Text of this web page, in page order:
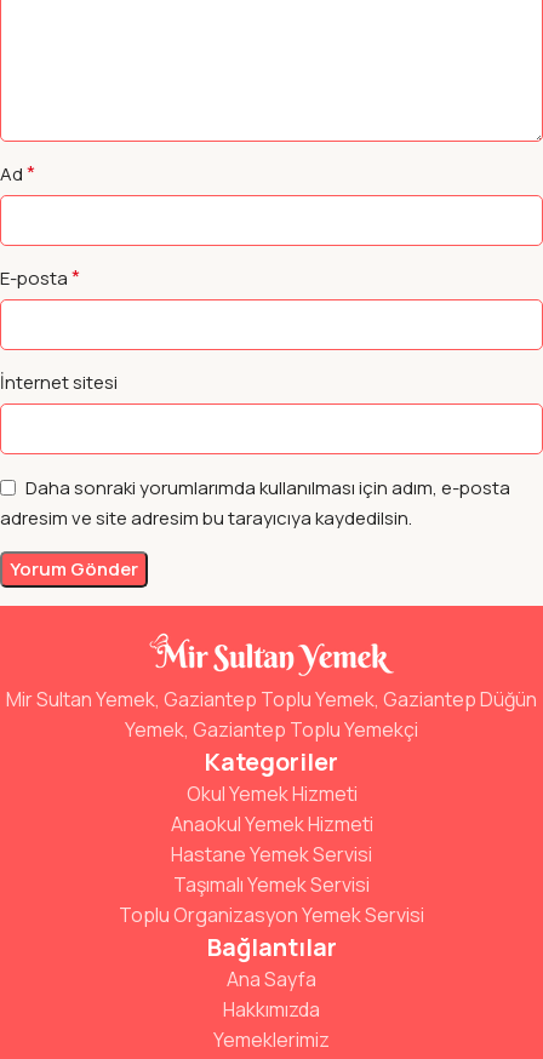
Ad*
E-posta*
İnternet sitesi
Daha sonraki yorumlarımda kullanılması için adım, e-posta
adresim ve site adresim bu tarayıcıya kaydedilsin.
Mir Sultan Yemek, Gaziantep Toplu Yemek, Gaziantep Düğün
Yemek, Gaziantep Toplu Yemekçi
Kategoriler
Okul Yemek Hizmeti
Anaokul Yemek Hizmeti
Hastane Yemek Servisi
Taşımalı Yemek Servisi
Toplu Organizasyon Yemek Servisi
Bağlantılar
Ana Sayfa
Hakkımızda
Yemeklerimiz